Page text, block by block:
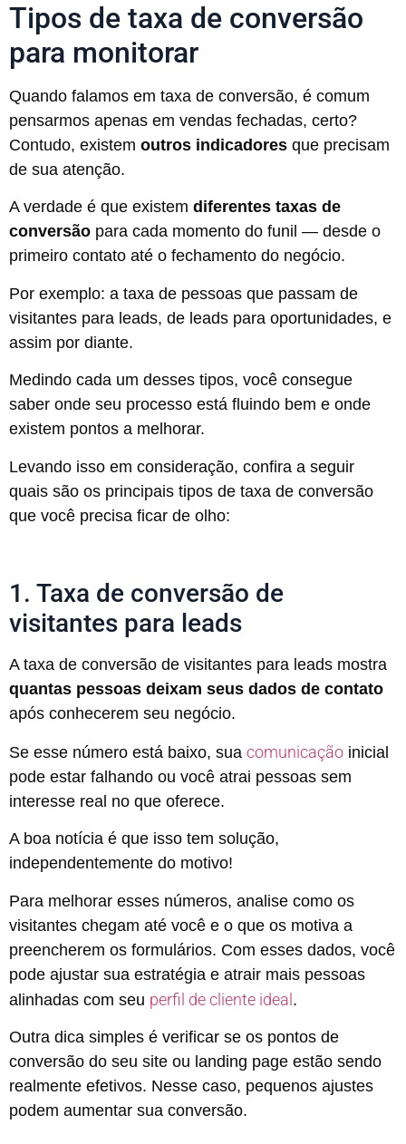
Tipos de taxa de conversão
para monitorar
Quando falamos em taxa de conversão, é comum
pensarmos apenas em vendas fechadas, certo?
Contudo, existem outros indicadores que precisam
de sua atenção.
A verdade é que existem diferentes taxas de
conversão para cada momento do funil — desde o
primeiro contato até o fechamento do negócio.
Por exemplo: a taxa de pessoas que passam de
visitantes para leads, de leads para oportunidades, e
assim por diante.
Medindo cada um desses tipos, você consegue
saber onde seu processo está fluindo bem e onde
existem pontos a melhorar.
Levando isso em consideração, confira a seguir
quais são os principais tipos de taxa de conversão
que você precisa ficar de olho:
1. Taxa de conversão de
visitantes para leads
A taxa de conversão de visitantes para leads mostra
quantas pessoas deixam seus dados de contato
após conhecerem seu negócio.
Se esse número está baixo, sua comunicação inicial
pode estar falhando ou você atrai pessoas sem
interesse real no que oferece.
A boa notícia é que isso tem solução,
independentemente do motivo!
Para melhorar esses números, analise como os
visitantes chegam até você e o que os motiva a
preencherem os formulários. Com esses dados, você
pode ajustar sua estratégia e atrair mais pessoas
alinhadas com seu perfil de cliente ideal.
Outra dica simples é verificar se os pontos de
conversão do seu site ou landing page estão sendo
realmente efetivos. Nesse caso, pequenos ajustes
podem aumentar sua conversão.